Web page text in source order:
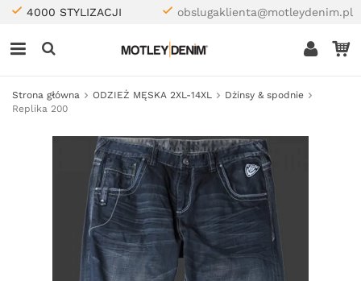
4000 STYLIZACJI obslugaklienta@motleydenim.pl
Strona główna ODZIEŻ MĘSKA 2XL-14XL
Dżinsy & spodnie
Replika 200